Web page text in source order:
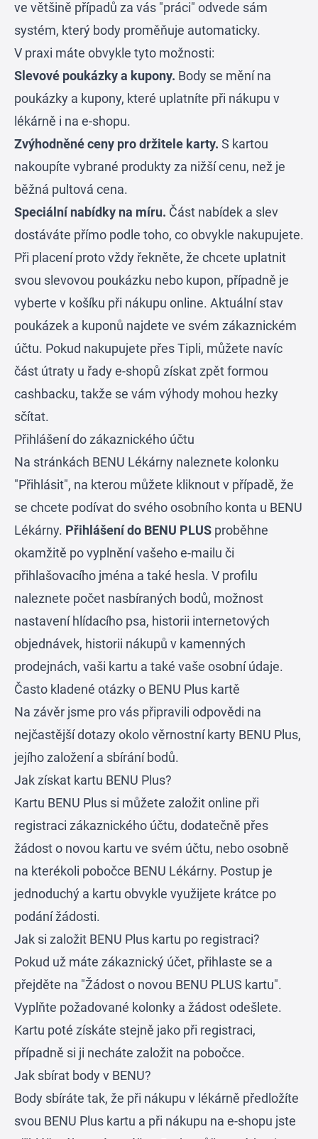
ve většině případů za vás "práci" odvede sám
systém, který body proměňuje automaticky.
V praxi máte obvykle tyto možnosti:
Slevové poukázky a kupony. Body se mění na
poukázky a kupony, které uplatníte při nákupu v
lékárně i na e-shopu.
Zvýhodněné ceny pro držitele karty. S kartou
nakoupíte vybrané produkty za nižší cenu, než je
běžná pultová cena.
Speciální nabídky na míru. Část nabídek a slev
dostáváte přímo podle toho, co obvykle nakupujete.
Při placení proto vždy řekněte, že chcete uplatnit
svou slevovou poukázku nebo kupon, případně je
vyberte v košíku při nákupu online. Aktuální stav
poukázek a kuponů najdete ve svém zákaznickém
účtu. Pokud nakupujete přes Tipli, můžete navíc
část útraty u řady e-shopů získat zpět formou
cashbacku, takže se vám výhody mohou hezky
sčítat.
Přihlášení do zákaznického účtu
Na stránkách BENU Lékárny naleznete kolonku
"Přihlásit", na kterou můžete kliknout v případě, že
se chcete podívat do svého osobního konta u BENU
Lékárny. Přihlášení do BENU PLUS proběhne
okamžitě po vyplnění vašeho e-mailu či
přihlašovacího jména a také hesla. V profilu
naleznete počet nasbíraných bodů, možnost
nastavení hlídacího psa, historii internetových
objednávek, historii nákupů v kamenných
prodejnách, vaši kartu a také vaše osobní údaje.
Často kladené otázky o BENU Plus kartě
Na závěr jsme pro vás připravili odpovědi na
nejčastější dotazy okolo věrnostní karty BENU Plus,
jejího založení a sbírání bodů.
Jak získat kartu BENU Plus?
Kartu BENU Plus si můžete založit online při
registraci zákaznického účtu, dodatečně přes
žádost o novou kartu ve svém účtu, nebo osobně
na kterékoli pobočce BENU Lékárny. Postup je
jednoduchý a kartu obvykle využijete krátce po
podání žádosti.
Jak si založit BENU Plus kartu po registraci?
Pokud už máte zákaznický účet, přihlaste se a
přejděte na "Žádost o novou BENU PLUS kartu".
Vyplňte požadované kolonky a žádost odešlete.
Kartu poté získáte stejně jako při registraci,
případně si ji necháte založit na pobočce.
Jak sbírat body v BENU?
Body sbíráte tak, že při nákupu v lékárně předložíte
svou BENU Plus kartu a při nákupu na e-shopu jste